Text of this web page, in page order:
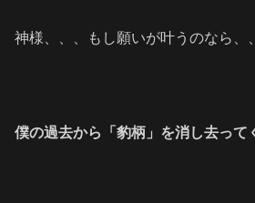
神様、、、もし願いが叶うのなら、
僕の過去から「豹柄」を消し去って